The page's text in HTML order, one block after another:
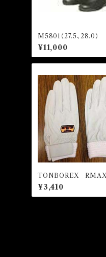
M5801（27.5、28.0）
¥11,000
TONBOREX
¥3,410